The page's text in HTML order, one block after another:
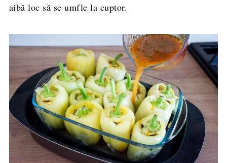
aibă loc să se umfle la cuptor.